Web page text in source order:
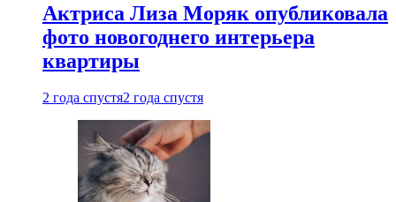
Актриса Лиза Моряк опубликовала
фото новогоднего интерьера
квартиры
2 года спустя2 года спустя